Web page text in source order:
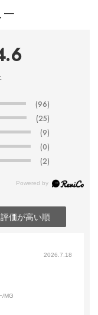
(96)
(25)
(9)
(0)
(2)
価が高い順
2026.7.18
/MG